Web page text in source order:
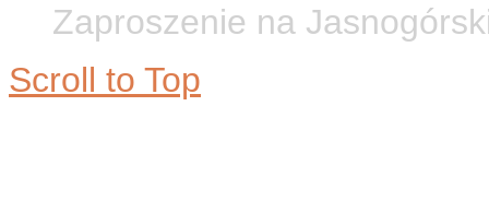
Zaproszenie na
Scroll to Top